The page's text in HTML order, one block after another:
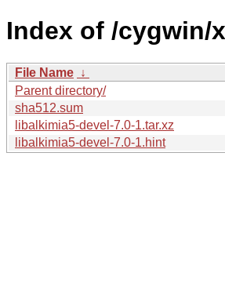
Index of /cygwin/
File Name ↓
Parent directory/
sha512.sum
libalkimia5-devel-7.0-1.tar.xz
libalkimia5-devel-7.0-1.hint